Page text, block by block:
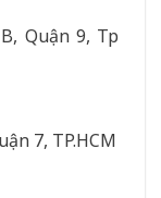
Quận 9, Tp
7, TP.HCM